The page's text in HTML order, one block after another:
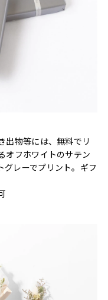
出物等には、無料でリ
オフホワイトのサテン
グレーでプリント。ギフ